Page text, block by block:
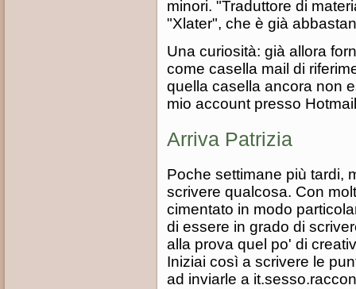
minori. "Traduttore di
"Xlater", che è già
Una curiosità: già allora
come casella mail di
quella casella ancora non
mio account presso
Arriva Patrizia
Poche settimane più tardi,
scrivere qualcosa. Con
cimentato in modo
di essere in grado di
alla prova quel po' di
Iniziai così a scrivere le
ad inviarle a